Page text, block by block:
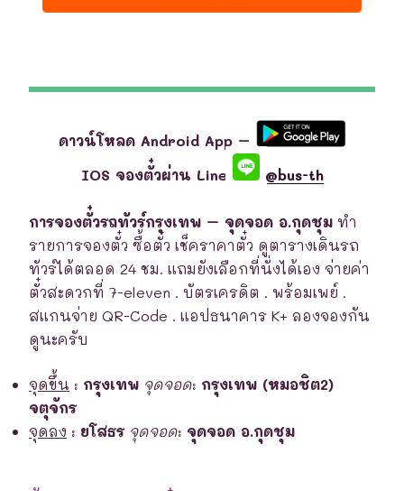
ดาวน์โหลด Android App –
IOS จองตั๋วผ่าน Line
@bus-th
การจองตั๋วรถทัวร์กรุงเทพ – จุดจอด อ.กุดชุม ทำ
รายการจองตั๋ว ซื้อตั๋ว เช็คราคาตั๋ว ดูตารางเดินรถ
ทัวร์ได้ตลอด 24 ชม. แถมยังเลือกที่นั่งได้เอง จ่ายค่า
ตั๋วสะดวกที่ 7-eleven . บัตรเครดิต . พร้อมเพย์ .
สแกนจ่าย QR-Code . แอปธนาคาร K+ ลองจองกัน
ดูนะครับ
จุดขึ้น : กรุงเทพ จุดจอด: กรุงเทพ (หมอชิต2)
จตุจักร
จุดลง : ยโสธร จุดจอด: จุดจอด อ.กุดชุม